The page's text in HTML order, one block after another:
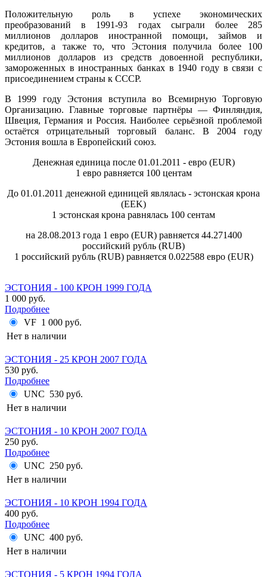
Положительную роль в успехе экономических
преобразований в 1991-93 годах сыграли более 285
миллионов долларов иностранной помощи, займов и
кредитов, а также то, что Эстония получила более 100
миллионов долларов из средств довоенной республики,
замороженных в иностранных банках в 1940 году в связи с
присоединением страны к СССР.
В 1999 году Эстония вступила во Всемирную Торговую
Организацию. Главные торговые партнёры — Финляндия,
Швеция, Германия и Россия. Наиболее серьёзной проблемой
остаётся отрицательный торговый баланс. В 2004 году
Эстония вошла в Европейский союз.
Денежная единица после 01.01.2011 - евро (EUR)
1 евро равняется 100 центам
До 01.01.2011 денежной единицей являлась - эстонская крона
(EEK)
1 эстонская крона равнялась 100 сентам
на 28.08.2013 года 1 евро (EUR) равняется 44.271400
российский рубль (RUB)
1 российский рубль (RUB) равняется 0.022588 евро (EUR)
ЭСТОНИЯ - 100 КРОН 1999 ГОДА
1 000 руб.
Подробнее
VF 1 000 руб.
Нет в наличии
ЭСТОНИЯ - 25 КРОН 2007 ГОДА
530 руб.
Подробнее
UNC 530 руб.
Нет в наличии
ЭСТОНИЯ - 10 КРОН 2007 ГОДА
250 руб.
Подробнее
UNC 250 руб.
Нет в наличии
ЭСТОНИЯ - 10 КРОН 1994 ГОДА
400 руб.
Подробнее
UNC 400 руб.
Нет в наличии
ЭСТОНИЯ - 5 КРОН 1994 ГОДА